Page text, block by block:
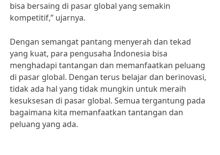
bisa bersaing di pasar global yang semakin
kompetitif,” ujarnya.
Dengan semangat pantang menyerah dan tekad
yang kuat, para pengusaha Indonesia bisa
menghadapi tantangan dan memanfaatkan peluang
di pasar global. Dengan terus belajar dan berinovasi,
tidak ada hal yang tidak mungkin untuk meraih
kesuksesan di pasar global. Semua tergantung pada
bagaimana kita memanfaatkan tantangan dan
peluang yang ada.